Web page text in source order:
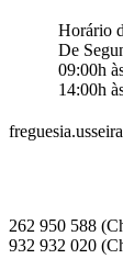
Horário
De
09:00h
14:00h
262 950 588
932 932 020